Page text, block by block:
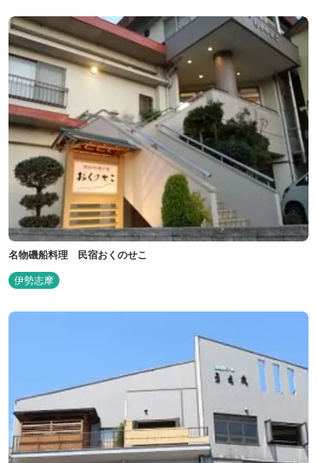
名物磯船料理 民宿おくのせこ
伊勢志摩